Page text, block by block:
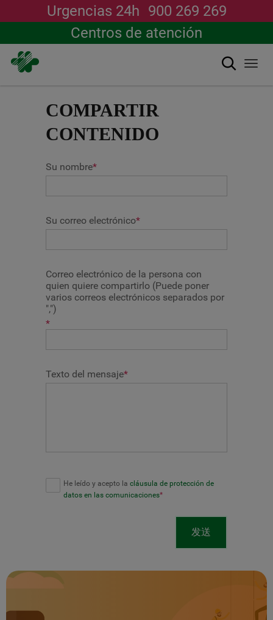
Urgencias 24h 900 269 269
Centros de atención
搜索
COMPARTIR
CONTENIDO
Su nombre*
Su correo electrónico*
Correo electrónico de la persona con
quien quiere compartirlo (Puede poner
varios correos electrónicos separados por
",")
*
Texto del mensaje*
He leído y acepto la cláusula de protección de
datos en las comunicaciones*
发送